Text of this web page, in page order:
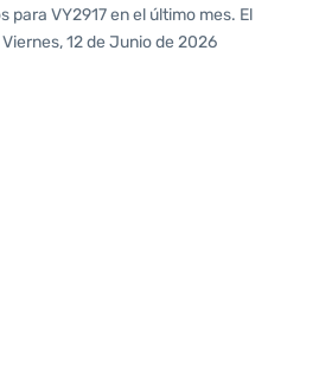
para VY2917 en el último mes. El
12 de Junio de 2026